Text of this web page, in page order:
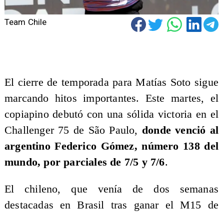
Team Chile
El cierre de temporada para Matías Soto sigue
marcando hitos importantes. Este martes, el
copiapino debutó con una sólida victoria en el
Challenger 75 de São Paulo, donde venció al
argentino Federico Gómez, número 138 del
mundo, por parciales de 7/5 y 7/6.
El chileno, que venía de dos semanas
destacadas en Brasil tras ganar el M15 de